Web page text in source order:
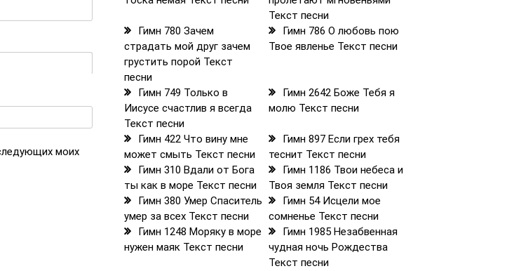
моих
Текст песни
Гимн 780 Зачем
страдать мой друг зачем
грустить порой Текст
песни
Гимн 786 О любовь пою
Твое явленье Текст песни
Гимн 749 Только в
Иисусе счастлив я всегда
Текст песни
Гимн 2642 Боже Тебя я
молю Текст песни
Гимн 422 Что вину мне
может смыть Текст песни
Гимн 897 Если грех тебя
теснит Текст песни
Гимн 310 Вдали от Бога
ты как в море Текст песни
Гимн 1186 Твои небеса и
Твоя земля Текст песни
Гимн 380 Умер Спаситель
умер за всех Текст песни
Гимн 54 Исцели мое
сомненье Текст песни
Гимн 1248 Моряку в море
нужен маяк Текст песни
Гимн 1985 Незабвенная
чудная ночь Рождества
Текст песни